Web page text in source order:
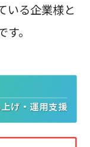
いる企業様と
。